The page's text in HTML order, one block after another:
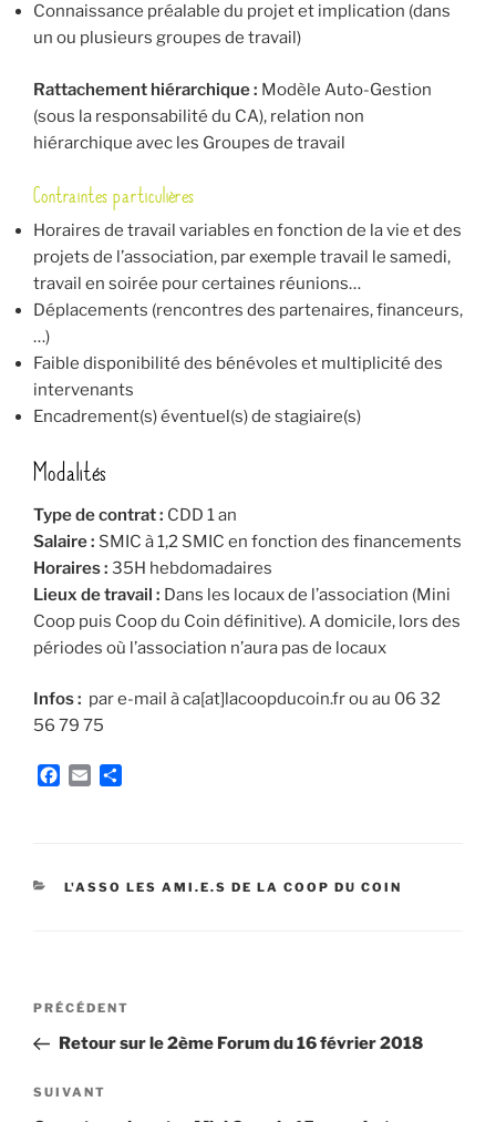
Connaissance préalable du projet et implication (dans
un ou plusieurs groupes de travail)
Rattachement hiérarchique : Modèle Auto-Gestion
(sous la responsabilité du CA), relation non
hiérarchique avec les Groupes de travail
Contraintes particulières
Horaires de travail variables en fonction de la vie et des
projets de l’association, par exemple travail le samedi,
travail en soirée pour certaines réunions…
Déplacements (rencontres des partenaires, financeurs,
…)
Faible disponibilité des bénévoles et multiplicité des
intervenants
Encadrement(s) éventuel(s) de stagiaire(s)
Modalités
Type de contrat : CDD 1 an
Salaire : SMIC à 1,2 SMIC en fonction des financements
Horaires : 35H hebdomadaires
Lieux de travail : Dans les locaux de l’association (Mini
Coop puis Coop du Coin définitive). A domicile, lors des
périodes où l’association n’aura pas de locaux
Infos : par e-mail à ca[at]lacoopducoin.fr ou au 06 32
56 79 75
o
g
CATÉGORIES
L'ASSO LES AMI.E.S DE LA COOP DU COIN
Navigation
de
Article
précédent
PRÉCÉDENT
Retour sur le 2ème Forum du 16 février 2018
Article
SUIVANT